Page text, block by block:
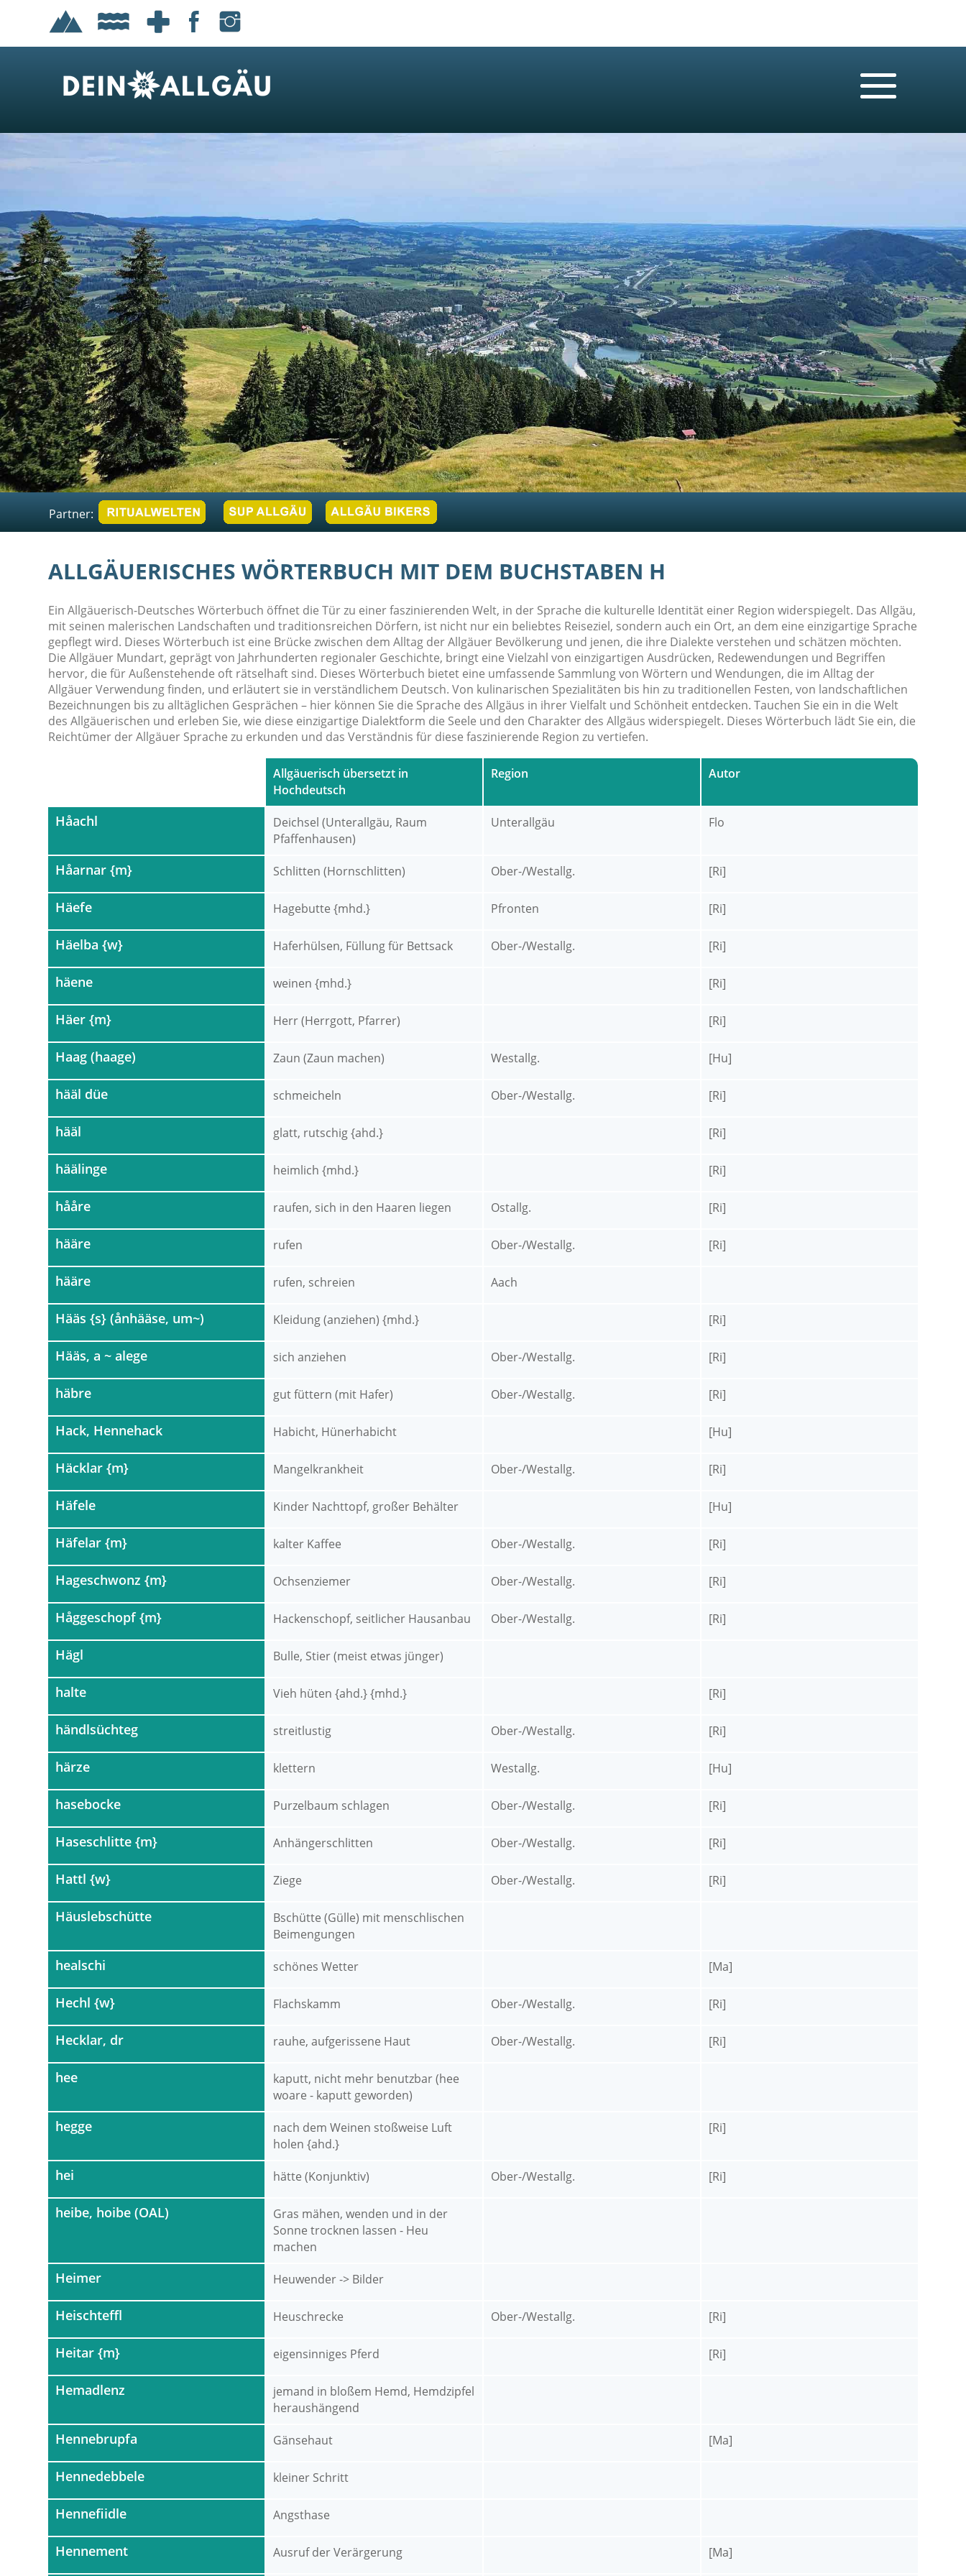
Partner:
ALLGÄUERISCHES WÖRTERBUCH MIT DEM BUCHSTABEN H
Ein Allgäuerisch-Deutsches Wörterbuch öffnet die Tür zu einer faszinierenden Welt, in der Sprache die kulturelle Identität einer Region widerspiegelt. Das Allgäu,
mit seinen malerischen Landschaften und traditionsreichen Dörfern, ist nicht nur ein beliebtes Reiseziel, sondern auch ein Ort, an dem eine einzigartige Sprache
gepflegt wird. Dieses Wörterbuch ist eine Brücke zwischen dem Alltag der Allgäuer Bevölkerung und jenen, die ihre Dialekte verstehen und schätzen möchten.
Die Allgäuer Mundart, geprägt von Jahrhunderten regionaler Geschichte, bringt eine Vielzahl von einzigartigen Ausdrücken, Redewendungen und Begriffen
hervor, die für Außenstehende oft rätselhaft sind. Dieses Wörterbuch bietet eine umfassende Sammlung von Wörtern und Wendungen, die im Alltag der
Allgäuer Verwendung finden, und erläutert sie in verständlichem Deutsch. Von kulinarischen Spezialitäten bis hin zu traditionellen Festen, von landschaftlichen
Bezeichnungen bis zu alltäglichen Gesprächen – hier können Sie die Sprache des Allgäus in ihrer Vielfalt und Schönheit entdecken. Tauchen Sie ein in die Welt
des Allgäuerischen und erleben Sie, wie diese einzigartige Dialektform die Seele und den Charakter des Allgäus widerspiegelt. Dieses Wörterbuch lädt Sie ein, die
Reichtümer der Allgäuer Sprache zu erkunden und das Verständnis für diese faszinierende Region zu vertiefen.
Allgäuerisch übersetzt in
Hochdeutsch
Region Autor
Håachl
Deichsel (Unterallgäu, Raum
Pfaffenhausen)
Unterallgäu Flo
Håarnar {m} Schlitten (Hornschlitten) Ober-/Westallg. [Ri]
Häefe Hagebutte {mhd.} Pfronten [Ri]
Häelba {w} Haferhülsen, Füllung für Bettsack Ober-/Westallg. [Ri]
häene weinen {mhd.} [Ri]
Häer {m} Herr (Herrgott, Pfarrer) [Ri]
Haag (haage) Zaun (Zaun machen) Westallg. [Hu]
hääl düe schmeicheln Ober-/Westallg. [Ri]
hääl glatt, rutschig {ahd.} [Ri]
häälinge heimlich {mhd.} [Ri]
hååre raufen, sich in den Haaren liegen Ostallg. [Ri]
hääre rufen Ober-/Westallg. [Ri]
hääre rufen, schreien Aach
Hääs {s} (ånhääse, um~) Kleidung (anziehen) {mhd.} [Ri]
Hääs, a ~ alege sich anziehen Ober-/Westallg. [Ri]
häbre gut füttern (mit Hafer) Ober-/Westallg. [Ri]
Hack, Hennehack Habicht, Hünerhabicht [Hu]
Häcklar {m} Mangelkrankheit Ober-/Westallg. [Ri]
Häfele Kinder Nachttopf, großer Behälter [Hu]
Häfelar {m} kalter Kaffee Ober-/Westallg. [Ri]
Hageschwonz {m} Ochsenziemer Ober-/Westallg. [Ri]
Håggeschopf {m} Hackenschopf, seitlicher Hausanbau Ober-/Westallg. [Ri]
Hägl Bulle, Stier (meist etwas jünger)
halte Vieh hüten {ahd.} {mhd.} [Ri]
händlsüchteg streitlustig Ober-/Westallg. [Ri]
härze klettern Westallg. [Hu]
hasebocke Purzelbaum schlagen Ober-/Westallg. [Ri]
Haseschlitte {m} Anhängerschlitten Ober-/Westallg. [Ri]
Hattl {w} Ziege Ober-/Westallg. [Ri]
Häuslebschütte
Bschütte (Gülle) mit menschlischen
Beimengungen
healschi schönes Wetter [Ma]
Hechl {w} Flachskamm Ober-/Westallg. [Ri]
Hecklar, dr rauhe, aufgerissene Haut Ober-/Westallg. [Ri]
hee
kaputt, nicht mehr benutzbar (hee
woare - kaputt geworden)
hegge
nach dem Weinen stoßweise Luft
holen {ahd.}
[Ri]
hei hätte (Konjunktiv) Ober-/Westallg. [Ri]
heibe, hoibe (OAL)
Gras mähen, wenden und in der
Sonne trocknen lassen - Heu
machen
Heimer Heuwender -> Bilder
Heischteffl Heuschrecke Ober-/Westallg. [Ri]
Heitar {m} eigensinniges Pferd [Ri]
Hemadlenz
jemand in bloßem Hemd, Hemdzipfel
heraushängend
Hennebrupfa Gänsehaut [Ma]
Hennedebbele kleiner Schritt
Hennefiidle Angsthase
Hennement Ausruf der Verärgerung [Ma]